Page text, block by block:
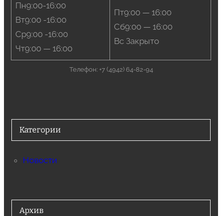
Пн9:00-16:00
Вт9:00 -16:00
Ср9:00 -16:00
Чт9:00 — 16:00
Пт9:00 — 16:00
Сб9:00 — 16:00
Вс Закрыто
Телефон: +7 (4942) 64-82-94
Категории
Новости
Архив